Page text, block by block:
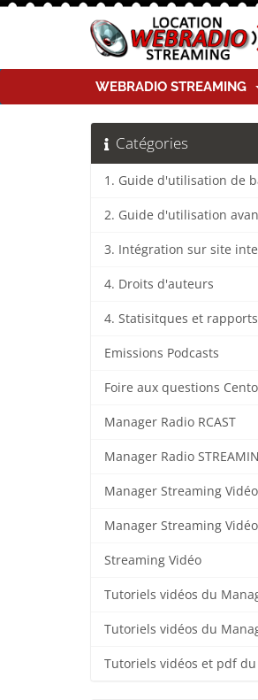
WEBRADIO STREAMING
Catégories
4. Droits d'auteurs
Emissions Podcasts
Manager Radio RCAST
Streaming Vidéo